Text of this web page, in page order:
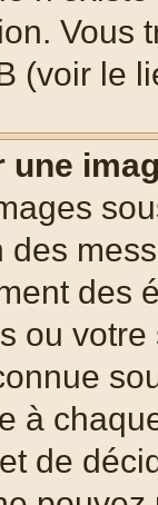
Vous
(voir le
une
des
ou
à
de